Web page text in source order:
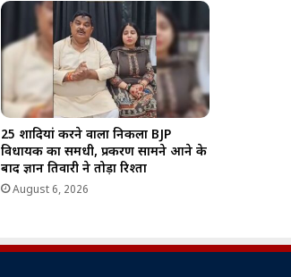
25 शादियां करने वाला निकला BJP
विधायक का समधी, प्रकरण सामने आने के
बाद ज्ञान तिवारी ने तोड़ा रिश्ता
August 6, 2026